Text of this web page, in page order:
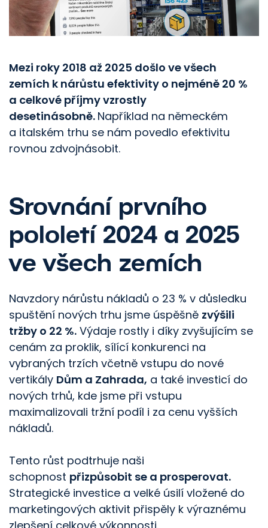
Mezi roky 2018 až 2025 došlo ve všech
zemích k nárůstu efektivity o nejméně 20 %
a celkové příjmy vzrostly
desetinásobně. Například na německém
a italském trhu se nám povedlo efektivitu
rovnou zdvojnásobit.
Srovnání prvního
pololetí 2024 a 2025
ve všech zemích
Navzdory nárůstu nákladů o 23 % v důsledku
spuštění nových trhu jsme úspěšně zvýšili
tržby o 22 %. Výdaje rostly i díky zvyšujícím se
cenám za proklik, sílící konkurenci na
vybraných trzích včetně vstupu do nové
vertikály Dům a Zahrada, a také investicí do
nových trhů, kde jsme při vstupu
maximalizovali tržní podíl i za cenu vyšších
nákladů.
Tento růst podtrhuje naši
schopnost přizpůsobit se a prosperovat.
Strategické investice a velké úsilí vložené do
marketingových aktivit přispěly k výraznému